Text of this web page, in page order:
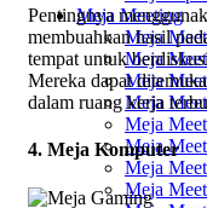
Meja Meeting
Meja
Meja
Meja
Meja
Meja
Meja
Meja
Meja
Pentingnya
membuahkan hasil
tempat untuk
Mereka dapat
dalam ruang kerja
4. Meja Komputer